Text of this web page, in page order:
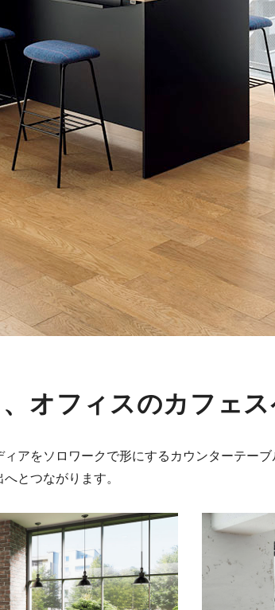
オフィスのカフェス
アをソロワークで形にするカウンターテー
とつながります。
応商品